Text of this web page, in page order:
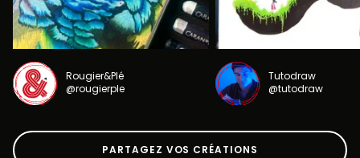
Rougier&Plé
@rougierple
Tutodraw
@tutodraw
PARTAGEZ VOS CRÉATIONS